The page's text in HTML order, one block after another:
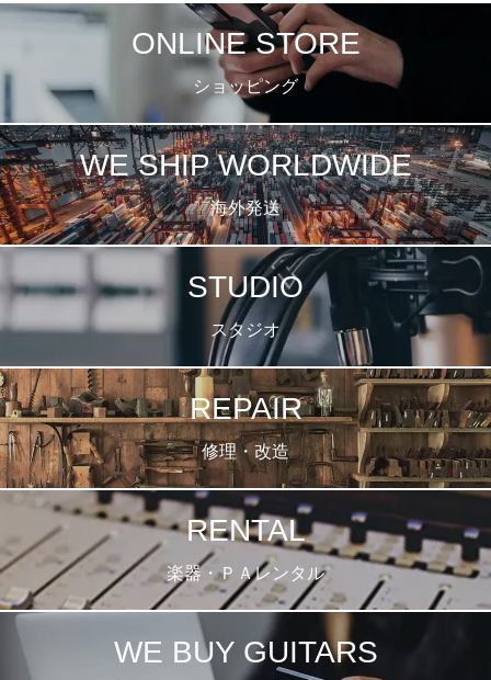
ONLINE STORE
ショッピング
WE SHIP WORLDWIDE
海外発送
STUDIO
スタジオ
REPAIR
修理・改造
RENTAL
楽器・ＰＡレンタル
WE BUY GUITARS